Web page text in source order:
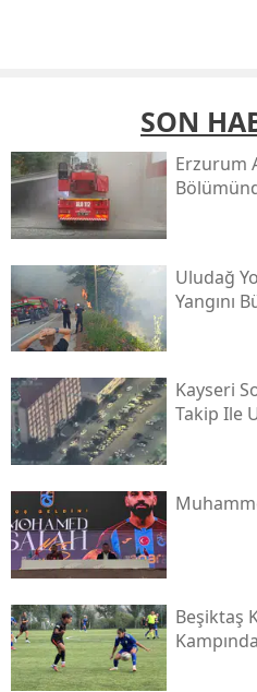
SON
Erzurum
Uludağ
Yangını
Kayseri
Takip Ile
Beşiktaş